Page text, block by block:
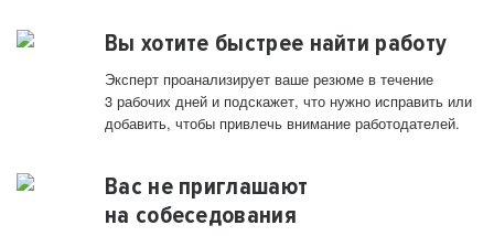
Вы хотите быстрее найти работу
Эксперт проанализирует ваше резюме в течение
3 рабочих дней и подскажет, что нужно исправить или
добавить, чтобы привлечь внимание работодателей.
Вас не приглашают
на собеседования